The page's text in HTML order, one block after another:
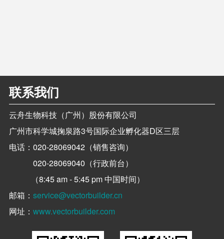
联系我们
云舟生物科技（广州）股份有限公司
广州市科学城掬泉路3号国际企业孵化器D区三层
电话：020-28069042（销售咨询）
020-28069040（行政前台）
（8:45 am - 5:45 pm 中国时间）
邮箱：service@vectorbuilder.cn
网址：www.vectorbuilder.com